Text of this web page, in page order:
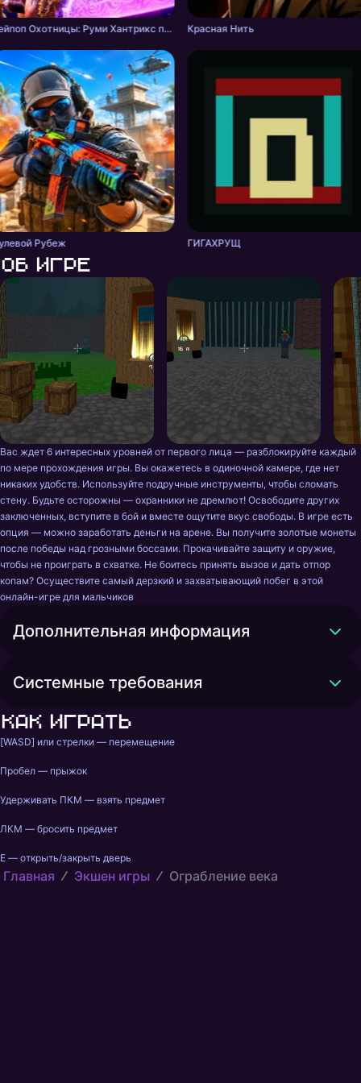
Кейпоп Охотницы: Руми Хантрикс против Демонов Красная Нить
Рубеж ГИГАХРУЩ
Об игре
Вас ждет 6 интересных уровней от первого лица — разблокируйте каждый
по мере прохождения игры. Вы окажетесь в одиночной камере, где нет
никаких удобств. Используйте подручные инструменты, чтобы сломать
стену. Будьте осторожны — охранники не дремлют! Освободите других
заключенных, вступите в бой и вместе ощутите вкус свободы. В игре есть
опция — можно заработать деньги на арене. Вы получите золотые монеты
после победы над грозными боссами. Прокачивайте защиту и оружие,
чтобы не проиграть в схватке. Не боитесь принять вызов и дать отпор
копам? Осуществите самый дерзкий и захватывающий побег в этой
онлайн-игре для мальчиков
Дополнительная информация
Системные требования
Как играть
[WASD] или стрелки — перемещение
Пробел — прыжок
Удерживать ПКМ — взять предмет
ЛКМ — бросить предмет
Е — открыть/закрыть дверь
Главная Экшен игры Ограбление века